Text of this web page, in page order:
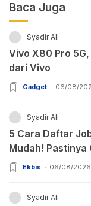
Baca Juga
Syadir Ali
Vivo X80 Pro
dari Vivo
Gadget 06/08/
Syadir Ali
5 Cara Daftar
Mudah! Pastinya
Ekbis 06/08/2026
Syadir Ali